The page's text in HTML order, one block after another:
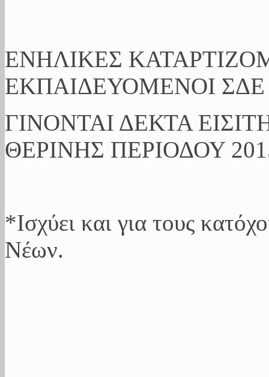
ΕΝΗΛΙΚΕΣ
ΕΚΠΑΙΔΕΥΟΜΕΝΟΙ ΣΔΕ
ΓΙΝΟΝΤΑΙ ΔΕΚΤΑ
ΘΕΡΙΝΗΣ ΠΕΡΙΟΔΟΥ
*Ισχύει και για τους
Νέων.